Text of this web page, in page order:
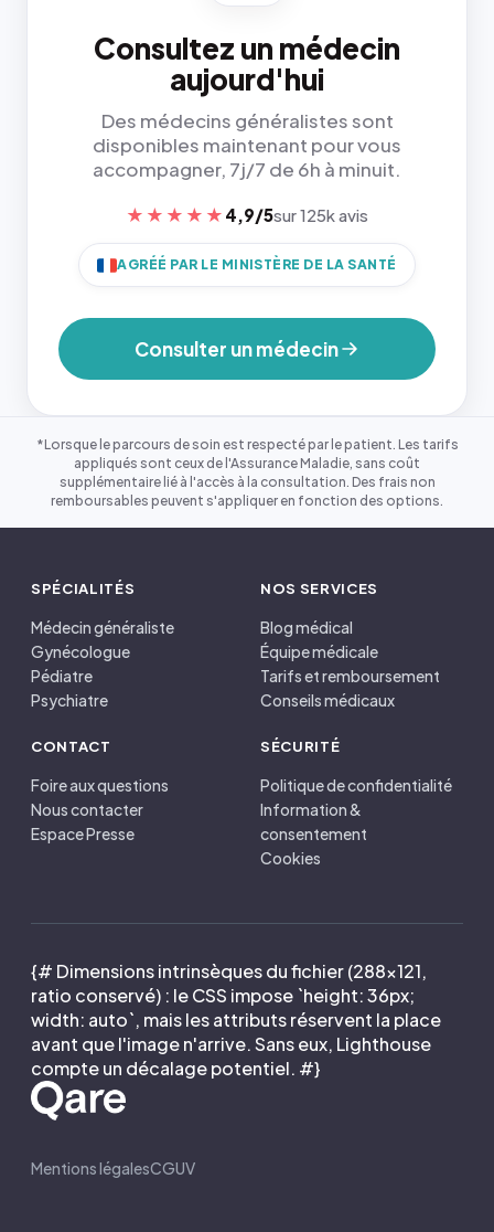
Consultez un médecin
aujourd'hui
Des médecins généralistes sont
disponibles maintenant pour vous
accompagner, 7j/7 de 6h à minuit.
★★★★★ 4,9/5sur 125k avis
AGRÉÉ PAR LE MINISTÈRE DE LA SANTÉ
Consulter un médecin
*Lorsque le parcours de soin est respecté par le patient. Les tarifs
appliqués sont ceux de l'Assurance Maladie, sans coût
supplémentaire lié à l'accès à la consultation. Des frais non
remboursables peuvent s'appliquer en fonction des options.
SPÉCIALITÉS
Médecin généraliste
Gynécologue
Pédiatre
Psychiatre
NOS SERVICES
Blog médical
Équipe médicale
Tarifs et remboursement
Conseils médicaux
CONTACT
Foire aux questions
Nous contacter
Espace Presse
SÉCURITÉ
Politique de confidentialité
Information &
consentement
Cookies
{# Dimensions intrinsèques du fichier (288×121,
ratio conservé) : le CSS impose `height: 36px;
width: auto`, mais les attributs réservent la place
avant que l'image n'arrive. Sans eux, Lighthouse
compte un décalage potentiel. #}
Mentions légalesCGUV